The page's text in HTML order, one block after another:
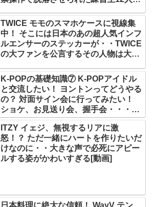
TWICE モモのスマホケースに視線集
中！ そこには日本のあの超人気インフ
ルエンサーのステッカーが・・TWICE
の大ファンを公言するその人物は大よ
と話題沸騰
K-POPの基礎知識⑦ K-POPアイドル
と交流したい！ ヨントンってどうやる
の？ 対面サイン会に行ってみたい！
ショケ、お見送り会、握手会・・・リ
リースイベントあれこれを紹介
ITZY イェジ、無視するリアに激
怒！？ ただ一緒にハートを作りたいだ
けなのに・・大きな声で必死にアピー
ルする姿がかわいすぎる[動画]
日本料理に絶大な信頼！ WayV テン、